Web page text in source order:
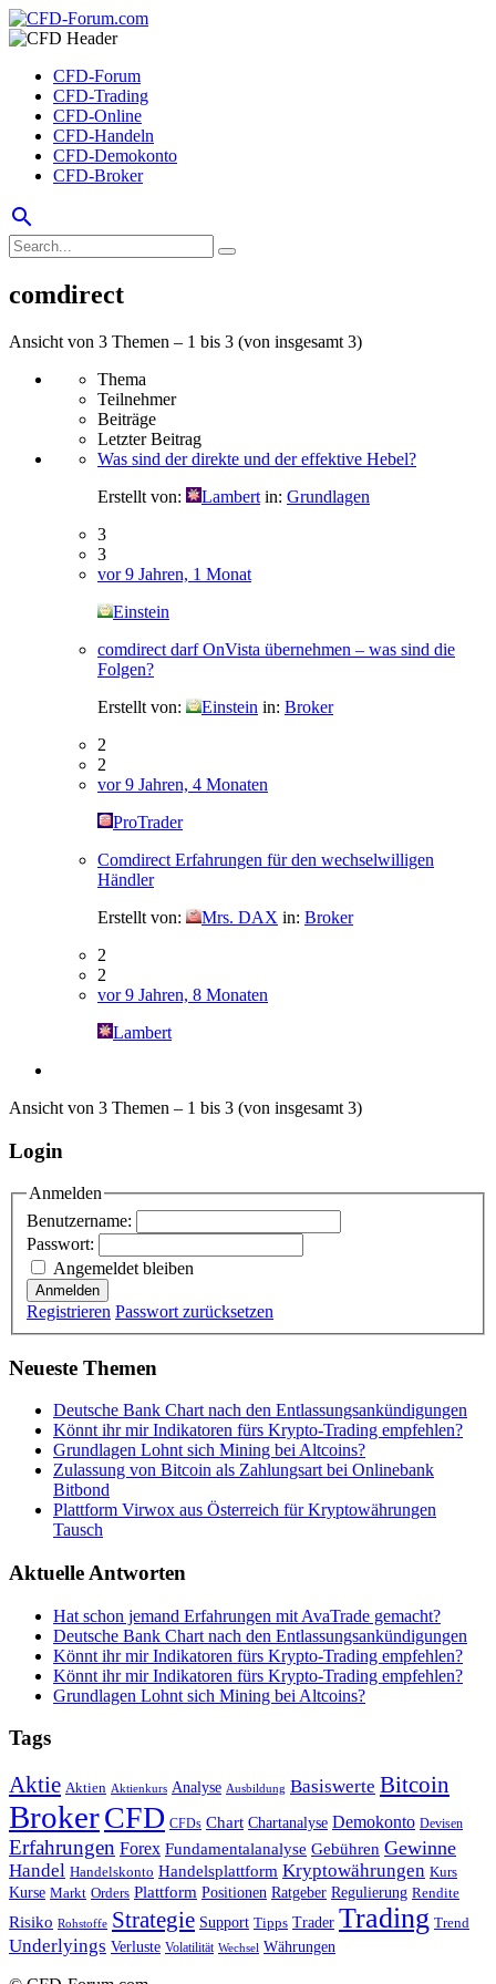
CFD-Forum
CFD-Trading
CFD-Online
CFD-Handeln
CFD-Demokonto
CFD-Broker
search
comdirect
Ansicht von 3 Themen – 1 bis 3 (von insgesamt 3)
Thema
Teilnehmer
Beiträge
Letzter Beitrag
Was sind der direkte und der effektive Hebel?
Erstellt von:
Lambert in: Grundlagen
3
3
vor 9 Jahren, 1 Monat
Einstein
comdirect darf OnVista übernehmen – was sind die
Folgen?
Erstellt von:
Einstein in: Broker
2
2
vor 9 Jahren, 4 Monaten
ProTrader
Comdirect Erfahrungen für den wechselwilligen
Händler
Erstellt von:
Mrs. DAX in: Broker
2
2
vor 9 Jahren, 8 Monaten
Lambert
Ansicht von 3 Themen – 1 bis 3 (von insgesamt 3)
Login
Anmelden
Benutzername:
Passwort:
Angemeldet bleiben
Anmelden
Registrieren Passwort zurücksetzen
Neueste Themen
Deutsche Bank Chart nach den Entlassungsankündigungen
Könnt ihr mir Indikatoren fürs Krypto-Trading empfehlen?
Grundlagen Lohnt sich Mining bei Altcoins?
Zulassung von Bitcoin als Zahlungsart bei Onlinebank
Bitbond
Plattform Virwox aus Österreich für Kryptowährungen
Tausch
Aktuelle Antworten
Hat schon jemand Erfahrungen mit AvaTrade gemacht?
Deutsche Bank Chart nach den Entlassungsankündigungen
Könnt ihr mir Indikatoren fürs Krypto-Trading empfehlen?
Könnt ihr mir Indikatoren fürs Krypto-Trading empfehlen?
Grundlagen Lohnt sich Mining bei Altcoins?
Tags
Aktie Aktien Aktienkurs Analyse Ausbildung Basiswerte Bitcoin
BrokerCFD CFDs Chart Chartanalyse Demokonto Devisen
Erfahrungen Forex Fundamentalanalyse Gebühren Gewinne
Handel Handelskonto Handelsplattform Kryptowährungen Kurs
Kurse Markt Orders Plattform Positionen Ratgeber Regulierung Rendite
Risiko Rohstoffe Strategie Support Tipps Trader Trading Trend
Underlyings Verluste Volatilität Wechsel Währungen